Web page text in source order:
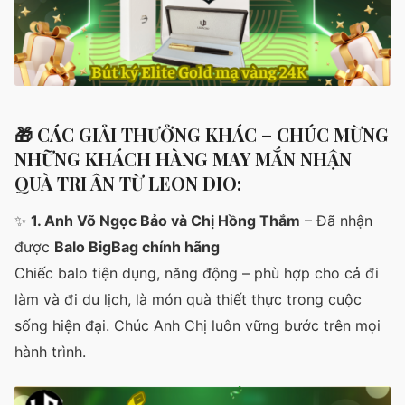
🎁 CÁC GIẢI THƯỞNG KHÁC – CHÚC MỪNG
NHỮNG KHÁCH HÀNG MAY MẮN NHẬN
QUÀ TRI ÂN TỪ LEON DIO:
✨ 1. Anh Võ Ngọc Bảo và Chị Hồng Thắm – Đã nhận
được Balo BigBag chính hãng
Chiếc balo tiện dụng, năng động – phù hợp cho cả đi
làm và đi du lịch, là món quà thiết thực trong cuộc
sống hiện đại. Chúc Anh Chị luôn vững bước trên mọi
hành trình.